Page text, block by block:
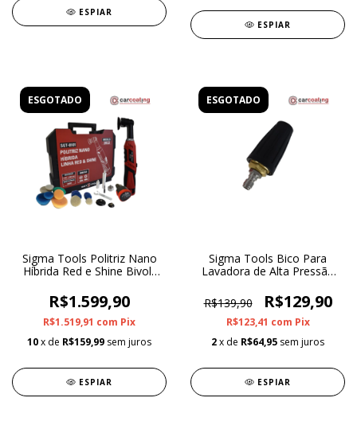
ESPIAR
ESPIAR
ESGOTADO
Sigma Tools Politriz Nano
Híbrida Red e Shine Bivolt
R$1.599,90
R$1.519,91 com Pix
10x de R$159,99 sem juros
ESPIAR
ESGOTADO
Sigma Tools Bico Para
Lavadora de Alta Pressão
R$139,90
R$129,90
R$123,41 com Pix
2x de R$64,95 sem juros
ESPIAR